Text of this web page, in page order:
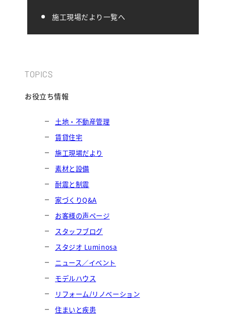
施工現場だより一覧へ
TOPICS
お役立ち情報
土地・不動産管理
賃貸住宅
施工現場だより
素材と設備
耐震と制震
家づくりQ&A
お客様の声ページ
スタッフブログ
スタジオ Luminosa
ニュース／イベント
モデルハウス
リフォーム/リノベーション
住まいと疾患